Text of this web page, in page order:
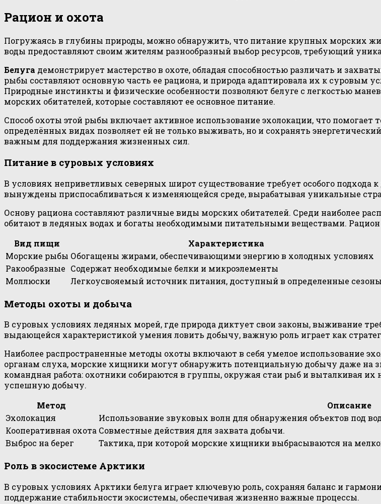
Рацион и охота
Погружаясь в глубины природы, можно обнаружить, что питание крупных морских
воды предоставляют своим жителям разнообразный выбор ресурсов, требующий
Белуга демонстрирует мастерство в охоте, обладая способностью различать и
рыбы составляют основную часть ее рациона, и природа адаптировала их к суровым
Природные инстинкты и физические особенности позволяют белуге с легкостью
морских обитателей, которые составляют ее основное питание.
Способ охоты этой рыбы включает активное использование эхолокации, что
определённых видах позволяет ей не только выживать, но и сохранять
важным для поддержания жизненных сил.
Питание в суровых условиях
В условиях неприветливых северных широт существование требует особого
вынуждены приспосабливаться к изменяющейся среде, вырабатывая уникальные
Основу рациона составляют различные виды морских обитателей. Среди наиболее
обитают в ледяных водах и богаты необходимыми питательными веществами. Рацион
Вид пищи
Характеристика
Морские рыбы Обогащены жирами, обеспечивающими энергию в холодных условиях
Ракообразные Содержат необходимые белки и микроэлементы
Моллюски
Легкоусвояемый источник питания, доступный в определенные сезоны
Методы охоты и добыча
В суровых условиях ледяных морей, где природа диктует свои законы, выживание
выдающейся характеристикой умения ловить добычу, важную роль играет как
Наиболее распространенные методы охоты включают в себя умелое использование
органам слуха, морские хищники могут обнаружить потенциальную добычу даже на
командная работа: охотники собираются в группы, окружая стаи рыб и выталкивая
успешную добычу.
Метод
Описание
Эхолокация
Использование звуковых волн для обнаружения объектов под
Кооперативная охота Совместные действия для захвата добычи.
Выброс на берег
Тактика, при которой морские хищники выбрасываются на
Роль в экосистеме Арктики
В суровых условиях Арктики белуга играет ключевую роль, сохраняя баланс и
поддержание стабильности экосистемы, обеспечивая жизненно важные процессы.